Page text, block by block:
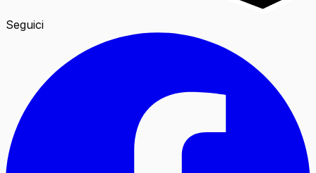
Seguici